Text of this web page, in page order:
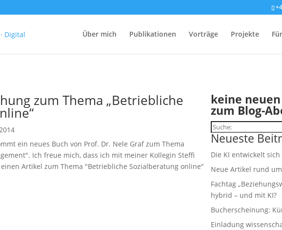
Über mich Publikationen Vorträge Projekte
zum Thema „Betriebliche
ein neues Buch von Prof. Dr. Nele Graf zum Thema
Ich freue mich, dass ich mit meiner Kollegin Steffi
Artikel zum Thema "Betriebliche Sozialberatung online"
keine
zum Blog-
Suchen
Neueste
Die KI entwickelt
Neue Artikel rund
Fachtag
hybrid – und mit KI?
Bucherscheinung:
Einladung